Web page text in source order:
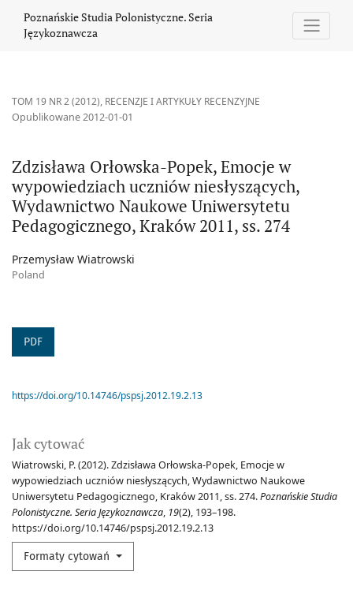
Poznańskie Studia Polonistyczne. Seria
Językoznawcza
TOM 19 NR 2 (2012), RECENZJE I ARTYKUŁY RECENZYJNE
Zdzisława Orłowska-Popek, Emocje w
wypowiedziach uczniów niesłyszących,
Wydawnictwo Naukowe Uniwersytetu
Pedagogicznego, Kraków 2011, ss. 274
Opublikowane 2012-01-01
Przemysław Wiatrowski
Poland
PDF
Jak cytować
Wiatrowski, P. (2012). Zdzisława Orłowska-Popek, Emocje w
wypowiedziach uczniów niesłyszących, Wydawnictwo Naukowe
Uniwersytetu Pedagogicznego, Kraków 2011, ss. 274.Poznańskie Studia
Polonistyczne. Seria Językoznawcza, 19(2), 193–198.
https://doi.org/10.14746/pspsj.2012.19.2.13
Formaty cytowań
https://doi.org/10.14746/pspsj.2012.19.2.13